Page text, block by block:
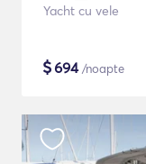
Yacht cu vele
$694/noapte